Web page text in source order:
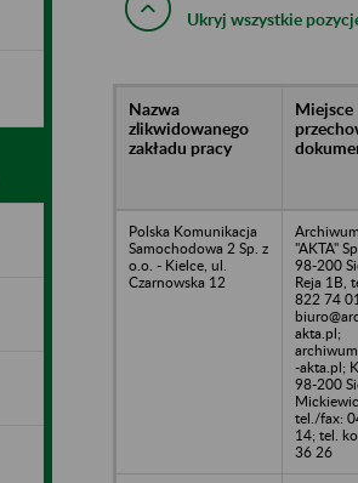
Ukryj wszystkie
Nazwa
zlikwidowanego
zakładu pracy
Miejsce
Polska Komunikacja
Samochodowa 2 Sp. z
o.o. - Kielce, ul.
Czarnowska 12
"AKTA"
98-200
Reja 1B,
822 74
akta.pl;
-akta.pl;
98-200
tel./fax:
14; tel.
36 26